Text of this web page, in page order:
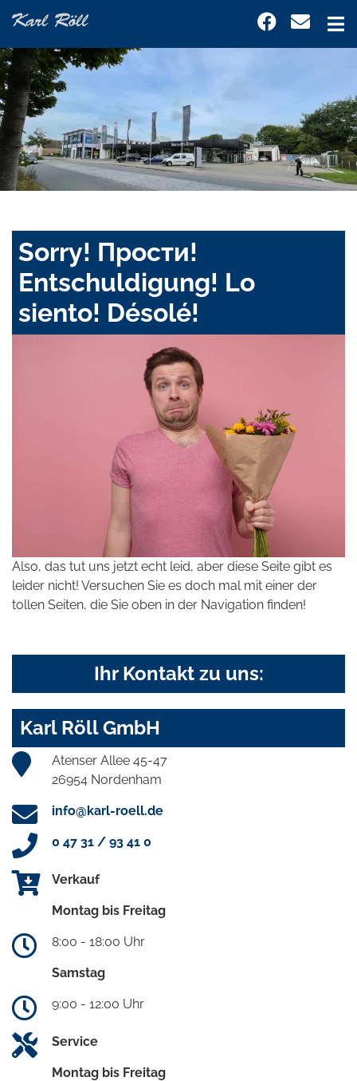
Sorry! Прости!
Entschuldigung! Lo
siento! Désolé!
Also, das tut uns jetzt echt leid, aber diese Seite gibt es
leider nicht! Versuchen Sie es doch mal mit einer der
tollen Seiten, die Sie oben in der Navigation finden!
Ihr Kontakt zu uns:
Karl Röll GmbH
Atenser Allee 45-47
26954 Nordenham
info@karl-roell.de
0 47 31 / 93 41 0
Verkauf
Montag bis Freitag
8:00 - 18:00 Uhr
Samstag
9:00 - 12:00 Uhr
Service
Montag bis Freitag